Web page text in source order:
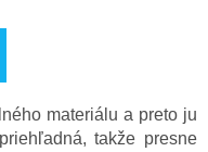
materiálu a preto ju
takže presne